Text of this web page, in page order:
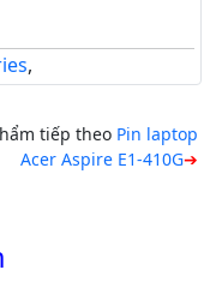
,
tiếp theo Pin laptop
Acer Aspire E1-410G